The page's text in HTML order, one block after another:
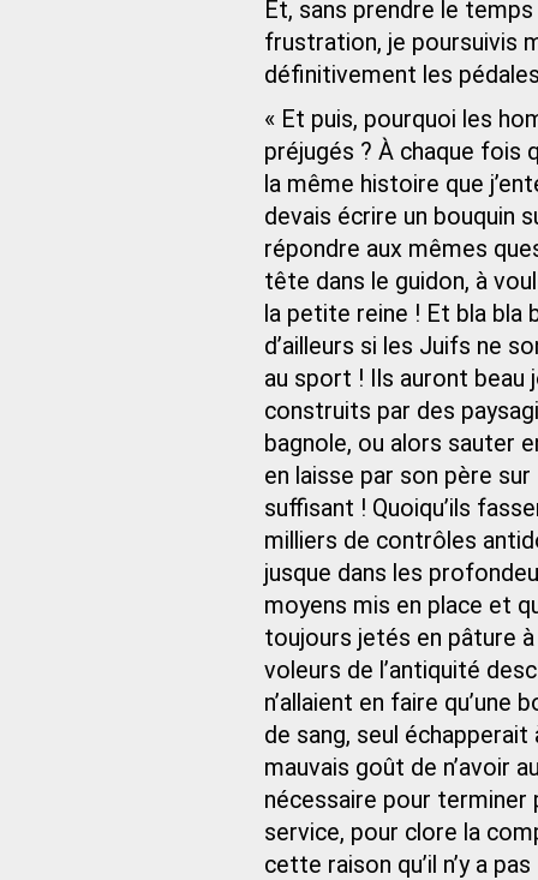
Et, sans prendre le
frustration, je poursuivis
définitivement les
« Et puis, pourquoi les
préjugés ? À chaque fois
la même histoire que
devais écrire un bouquin
répondre aux mêmes
tête dans le guidon, à
la petite reine ! Et bla bla
d’ailleurs si les Juifs ne
au sport ! Ils auront beau
construits par des
bagnole, ou alors sauter
en laisse par son père
suffisant ! Quoiqu’ils
milliers de contrôles
jusque dans les
moyens mis en place et
toujours jetés en pâture
voleurs de l’antiquité
n’allaient en faire
de sang, seul
mauvais goût de n’avoir
nécessaire pour terminer
service, pour clore la
cette raison qu’il n’y a